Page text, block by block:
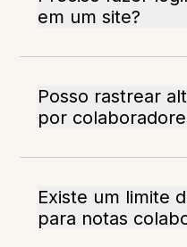
em um site?
Posso rastrear
por
Existe um limite
para notas